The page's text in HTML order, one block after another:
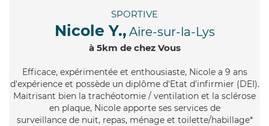
SPORTIVE
Nicole Y., Aire-sur-la-Lys
à 5km de chez Vous
Efficace, expérimentée et enthousiaste, Nicole a 9 ans
d'expérience et possède un diplôme d'Etat d'infirmier (DEI).
Maitrisant bien la trachéotomie / ventilation et la sclérose
en plaque, Nicole apporte ses services de
surveillance de nuit, repas, ménage et toilette/habillage*